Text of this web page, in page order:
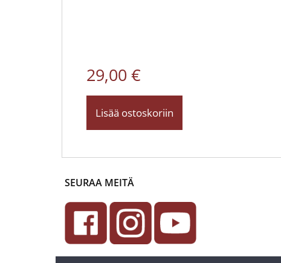
29,00 €
Lisää ostoskoriin
SEURAA MEITÄ